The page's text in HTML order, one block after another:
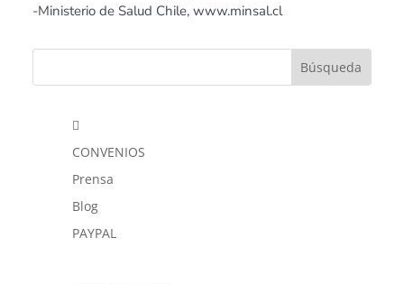
-Ministerio de Salud Chile, www.minsal.cl

CONVENIOS
Prensa
Blog
PAYPAL